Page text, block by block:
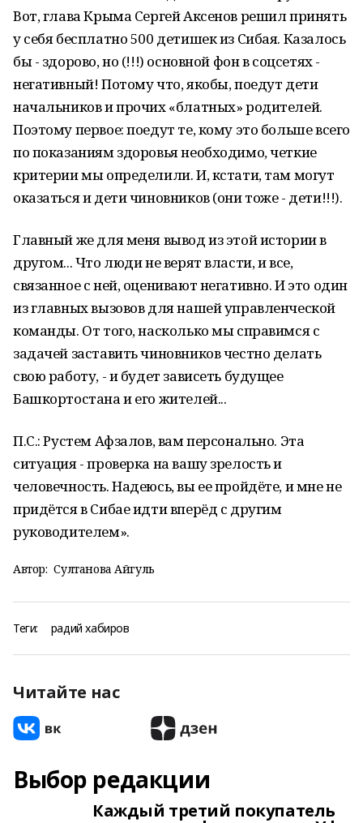
Вот, глава Крыма Сергей Аксенов решил принять
у себя бесплатно 500 детишек из Сибая. Казалось
бы - здорово, но (!!!) основной фон в соцсетях -
негативный! Потому что, якобы, поедут дети
начальников и прочих «блатных» родителей.
Поэтому первое: поедут те, кому это больше всего
по показаниям здоровья необходимо, четкие
критерии мы определили. И, кстати, там могут
оказаться и дети чиновников (они тоже - дети!!!).
Главный же для меня вывод из этой истории в
другом... Что люди не верят власти, и все,
связанное с ней, оценивают негативно. И это один
из главных вызовов для нашей управленческой
команды. От того, насколько мы справимся с
задачей заставить чиновников честно делать
свою работу, - и будет зависеть будущее
Башкортостана и его жителей...
П.С.: Рустем Афзалов, вам персонально. Эта
ситуация - проверка на вашу зрелость и
человечность. Надеюсь, вы ее пройдёте, и мне не
придётся в Сибае идти вперёд с другим
руководителем».
Автор: Султанова Айгуль
Теги: радий хабиров
Читайте нас
Выбор редакции
Каждый третий покупатель